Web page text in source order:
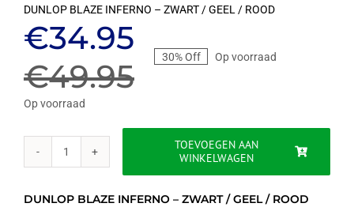
DUNLOP BLAZE INFERNO – ZWART / GEEL / ROOD
€49.95
Oorspronkelijke
prijs
was:
€49.95.
€34.95
Huidige
prijs
is:
€34.95.
30% Off Op voorraad
Op voorraad
DUNLOP
TOEVOEGEN AAN
WINKELWAGEN
DUNLOP BLAZE INFERNO – ZWART / GEEL / ROOD